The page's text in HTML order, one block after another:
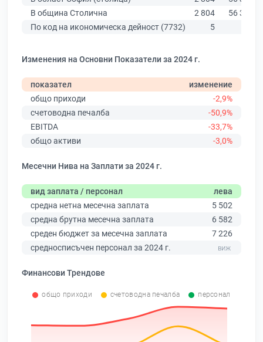
В община Столична
2 804
56 378
По код на икономическа дейност (7732)
5
Изменения на Основни Показатели за 2024 г.
показател
изменение
общо приходи
-2,9%
счетоводна печалба
-50,9%
EBITDA
-33,7%
общо активи
-3,0%
Месечни Нива на Заплати за 2024 г.
вид заплата / персонал
лева
средна нетна месечна заплата
5 502
средна брутна месечна заплата
6 582
среден бюджет за месечна заплата
7 226
средносписъчен персонал за 2024 г.
Финансови Трендове
общо приходи счетоводна печалба персонал